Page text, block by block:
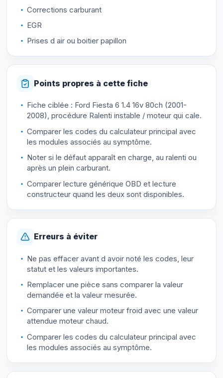
Corrections carburant
EGR
Prises d air ou boitier papillon
Points propres à cette fiche
Fiche ciblée : Ford Fiesta 6 1.4 16v 80ch (2001-
2008), procédure Ralenti instable / moteur qui cale.
Comparer les codes du calculateur principal avec
les modules associés au symptôme.
Noter si le défaut apparaît en charge, au ralenti ou
après un plein carburant.
Comparer lecture générique OBD et lecture
constructeur quand les deux sont disponibles.
Erreurs à éviter
Ne pas effacer avant d avoir noté les codes, leur
statut et les valeurs importantes.
Remplacer une pièce sans comparer la valeur
demandée et la valeur mesurée.
Comparer une valeur moteur froid avec une valeur
attendue moteur chaud.
Comparer les codes du calculateur principal avec
les modules associés au symptôme.